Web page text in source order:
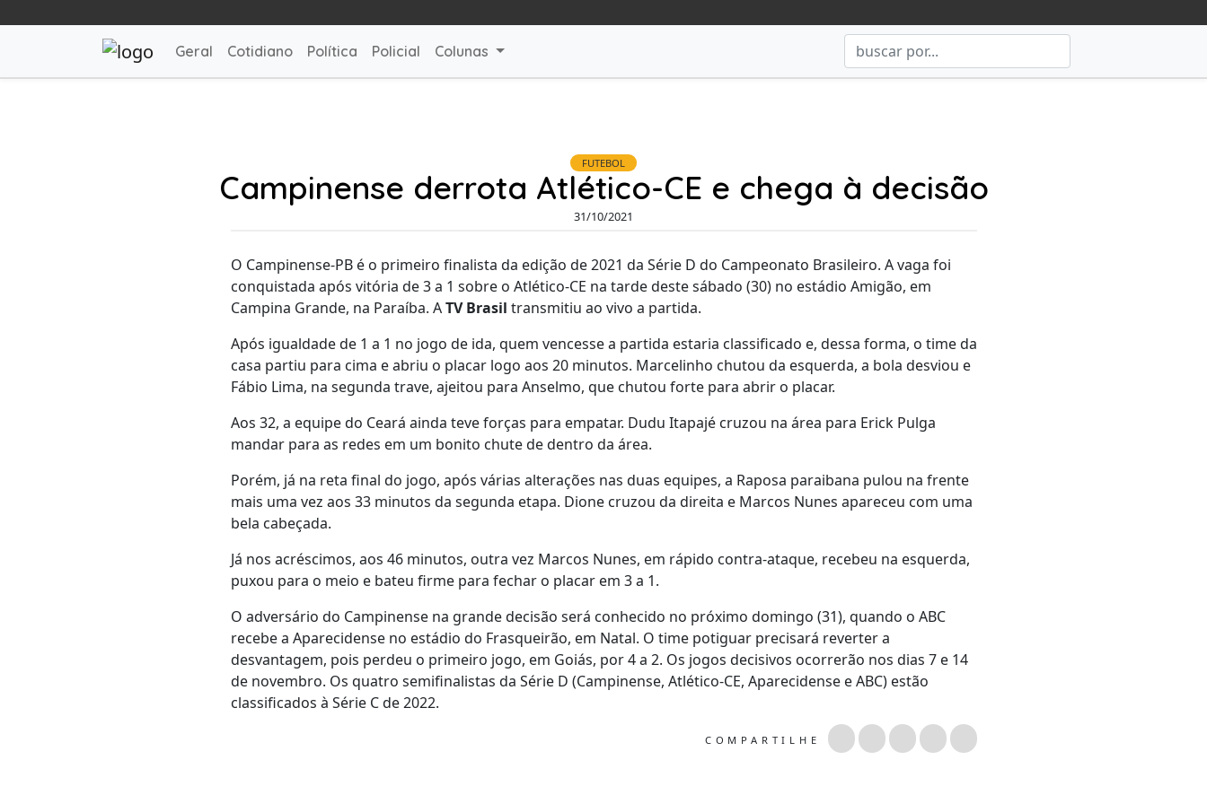
Geral Cotidiano Política Policial Colunas
FUTEBOL
Campinense derrota Atlético-CE e chega à decisão
31/10/2021
O Campinense-PB é o primeiro finalista da edição de 2021 da Série D do Campeonato Brasileiro. A vaga foi
conquistada após vitória de 3 a 1 sobre o Atlético-CE na tarde deste sábado (30) no estádio Amigão, em
Campina Grande, na Paraíba. ATV Brasil transmitiu ao vivo a partida.
Após igualdade de 1 a 1 no jogo de ida, quem vencesse a partida estaria classificado e, dessa forma, o time da
casa partiu para cima e abriu o placar logo aos 20 minutos. Marcelinho chutou da esquerda, a bola desviou e
Fábio Lima, na segunda trave, ajeitou para Anselmo, que chutou forte para abrir o placar.
Aos 32, a equipe do Ceará ainda teve forças para empatar. Dudu Itapajé cruzou na área para Erick Pulga
mandar para as redes em um bonito chute de dentro da área.
Porém, já na reta final do jogo, após várias alterações nas duas equipes, a Raposa paraibana pulou na frente
mais uma vez aos 33 minutos da segunda etapa. Dione cruzou da direita e Marcos Nunes apareceu com uma
bela cabeçada.
Já nos acréscimos, aos 46 minutos, outra vez Marcos Nunes, em rápido contra-ataque, recebeu na esquerda,
puxou para o meio e bateu firme para fechar o placar em 3 a 1.
O adversário do Campinense na grande decisão será conhecido no próximo domingo (31), quando o ABC
recebe a Aparecidense no estádio do Frasqueirão, em Natal. O time potiguar precisará reverter a
desvantagem, pois perdeu o primeiro jogo, em Goiás, por 4 a 2. Os jogos decisivos ocorrerão nos dias 7 e 14
de novembro. Os quatro semifinalistas da Série D (Campinense, Atlético-CE, Aparecidense e ABC) estão
classificados à Série C de 2022.
COMPARTILHE